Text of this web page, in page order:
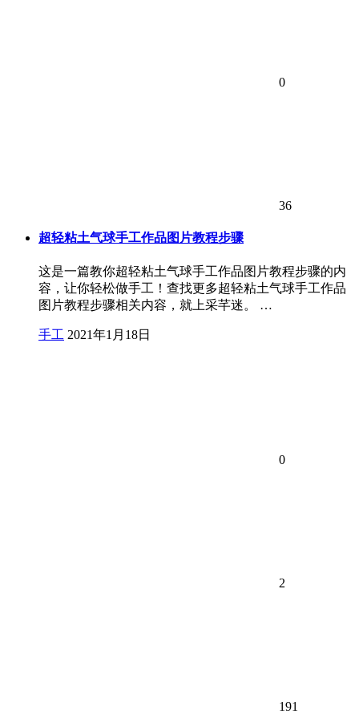
0
36
超轻粘土气球手工作品图片教程步骤
这是一篇教你超轻粘土气球手工作品图片教程步骤的内
容，让你轻松做手工！查找更多超轻粘土气球手工作品
图片教程步骤相关内容，就上采芊迷。 …
手工 2021年1月18日
0
2
191